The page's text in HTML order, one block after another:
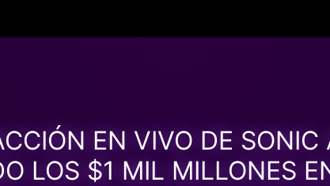
EN VIVO DE
LOS $1 MIL MILLONES